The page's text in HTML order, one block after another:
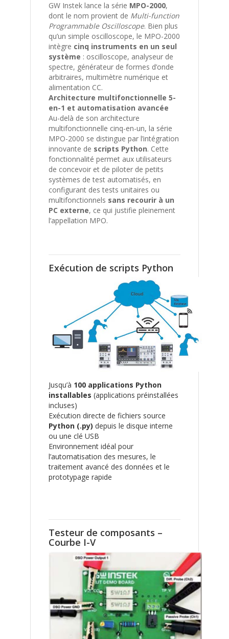
GW Instek lance la série MPO-2000,
dont le nom provient de Multi-function
Programmable Oscilloscope. Bien plus
qu’un simple oscilloscope, le MPO-2000
intègre cinq instruments en un seul
système : oscilloscope, analyseur de
spectre, générateur de formes d’onde
arbitraires, multimètre numérique et
alimentation CC.
Architecture multifonctionnelle 5-
en-1 et automatisation avancée
Au-delà de son architecture
multifonctionnelle cinq-en-un, la série
MPO-2000 se distingue par l’intégration
innovante de scripts Python. Cette
fonctionnalité permet aux utilisateurs
de concevoir et de piloter de petits
systèmes de test automatisés, en
configurant des tests unitaires ou
multifonctionnels sans recourir à un
PC externe, ce qui justifie pleinement
l’appellation MPO.
Exécution de scripts Python
Jusqu’à 100 applications Python
installables (applications préinstallées
incluses)
Exécution directe de fichiers source
Python (.py) depuis le disque interne
ou une clé USB
Environnement idéal pour
l’automatisation des mesures, le
traitement avancé des données et le
prototypage rapide
Testeur de composants –
Courbe I-V